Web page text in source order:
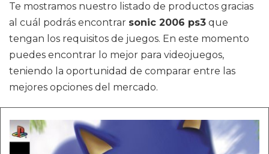
Te mostramos nuestro listado de productos gracias
al cuál podrás encontrar sonic 2006 ps3 que
tengan los requisitos de juegos. En este momento
puedes encontrar lo mejor para videojuegos,
teniendo la oportunidad de comparar entre las
mejores opciones del mercado.